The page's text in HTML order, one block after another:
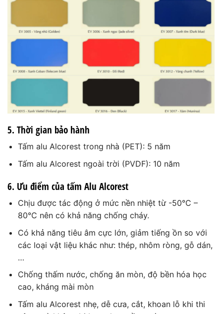
5. Thời gian bảo hành
Tấm alu Alcorest trong nhà (PET): 5 năm
Tấm alu Alcorest ngoài trời (PVDF): 10 năm
6. Ưu điểm của tấm Alu Alcorest
Chịu được tác động ở mức nền nhiệt từ -50°C –
80°C nên có khả năng chống cháy.
Có khả năng tiêu âm cực lớn, giảm tiếng ồn so với
các loại vật liệu khác như: thép, nhôm ròng, gỗ dán,
…
Chống thấm nước, chống ăn mòn, độ bền hóa học
cao, kháng mài mòn
Tấm alu Alcorest nhẹ, dễ cưa, cắt, khoan lỗ khi thi